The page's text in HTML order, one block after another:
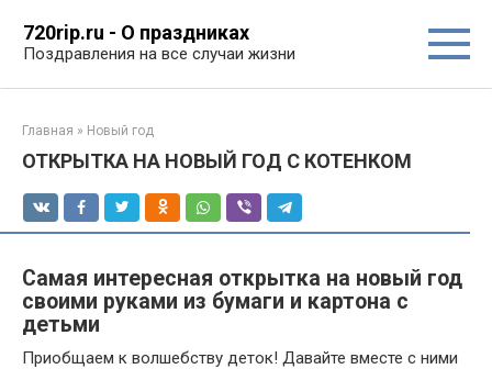
контенту
720rip.ru - О праздниках
Поздравления на все случаи жизни
Главная » Новый год
ОТКРЫТКА НА НОВЫЙ ГОД С КОТЕНКОМ
Самая интересная открытка на новый год
своими руками из бумаги и картона с
детьми
Приобщаем к волшебству деток! Давайте вместе с ними